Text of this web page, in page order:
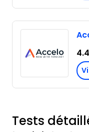
4.4
Tests